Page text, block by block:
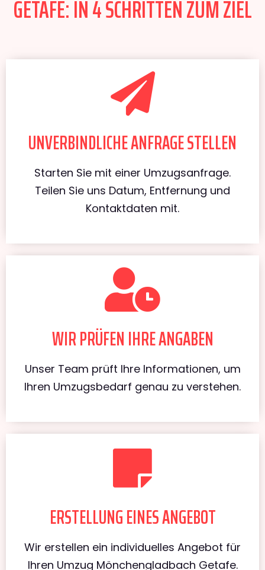
GETAFE: IN 4 SCHRITTEN ZUM ZIEL
UNVERBINDLICHE ANFRAGE STELLEN
Starten Sie mit einer Umzugsanfrage.
Teilen Sie uns Datum, Entfernung und
Kontaktdaten mit.
WIR PRÜFEN IHRE ANGABEN
Unser Team prüft Ihre Informationen, um
Ihren Umzugsbedarf genau zu verstehen.
ERSTELLUNG EINES ANGEBOT
Wir erstellen ein individuelles Angebot für
Ihren Umzug Mönchengladbach Getafe.